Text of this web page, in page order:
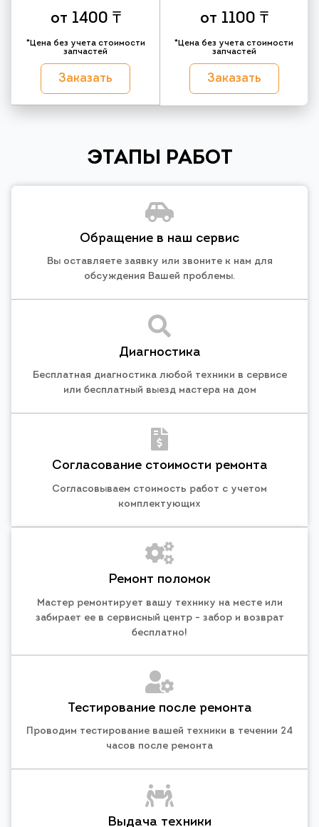
от 1400 ₸
*Цена без учета стоимости
запчастей
Заказать
от 1100 ₸
*Цена без учета стоимости
запчастей
Заказать
ЭТАПЫ РАБОТ
Обращение в наш сервис
Вы оставляете заявку или звоните к нам для
обсуждения Вашей проблемы.
Диагностика
Бесплатная диагностика любой техники в сервисе
или бесплатный выезд мастера на дом
Согласование стоимости ремонта
Согласовываем стоимость работ с учетом
комплектующих
Ремонт поломок
Мастер ремонтирует вашу технику на месте или
забирает ее в сервисный центр - забор и возврат
бесплатно!
Тестирование после ремонта
Проводим тестирование вашей техники в течении 24
часов после ремонта
Выдача техники